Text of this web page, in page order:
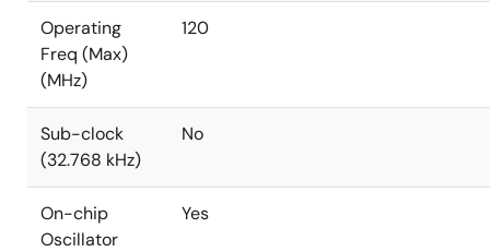
Operating
Freq (Max)
(MHz)
120
Sub-clock
(32.768 kHz)
No
On-chip
Oscillator
Yes